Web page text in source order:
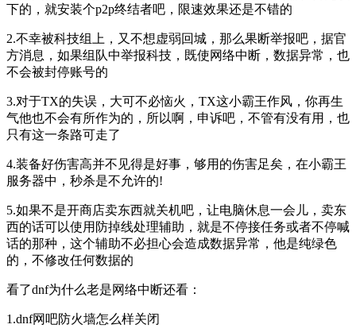
下的，就安装个p2p终结者吧，限速效果还是不错的
2.不幸被科技组上，又不想虚弱回城，那么果断举报吧，据官
方消息，如果组队中举报科技，既使网络中断，数据异常，也
不会被封停账号的
3.对于TX的失误，大可不必恼火，TX这小霸王作风，你再生
气他也不会有所作为的，所以啊，申诉吧，不管有没有用，也
只有这一条路可走了
4.装备好伤害高并不见得是好事，够用的伤害足矣，在小霸王
服务器中，秒杀是不允许的!
5.如果不是开商店卖东西就关机吧，让电脑休息一会儿，卖东
西的话可以使用防掉线处理辅助，就是不停接任务或者不停喊
话的那种，这个辅助不必担心会造成数据异常，他是纯绿色
的，不修改任何数据的
看了dnf为什么老是网络中断还看：
1.dnf网吧防火墙怎么样关闭